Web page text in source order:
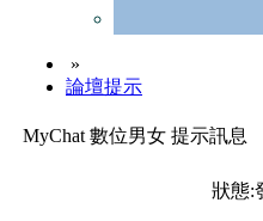
»
論壇提示
MyChat 數位男女 提示訊息
狀態: